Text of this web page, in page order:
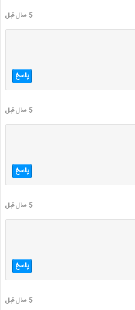
5 سال قبل
پاسخ
5 سال قبل
پاسخ
5 سال قبل
پاسخ
5 سال قبل